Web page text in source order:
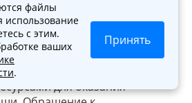
банкротства требует
в области финансового
видения для
по управляемому
необходимыми
для оказания
файлы
использование
с этим.
ваших
.
Принять